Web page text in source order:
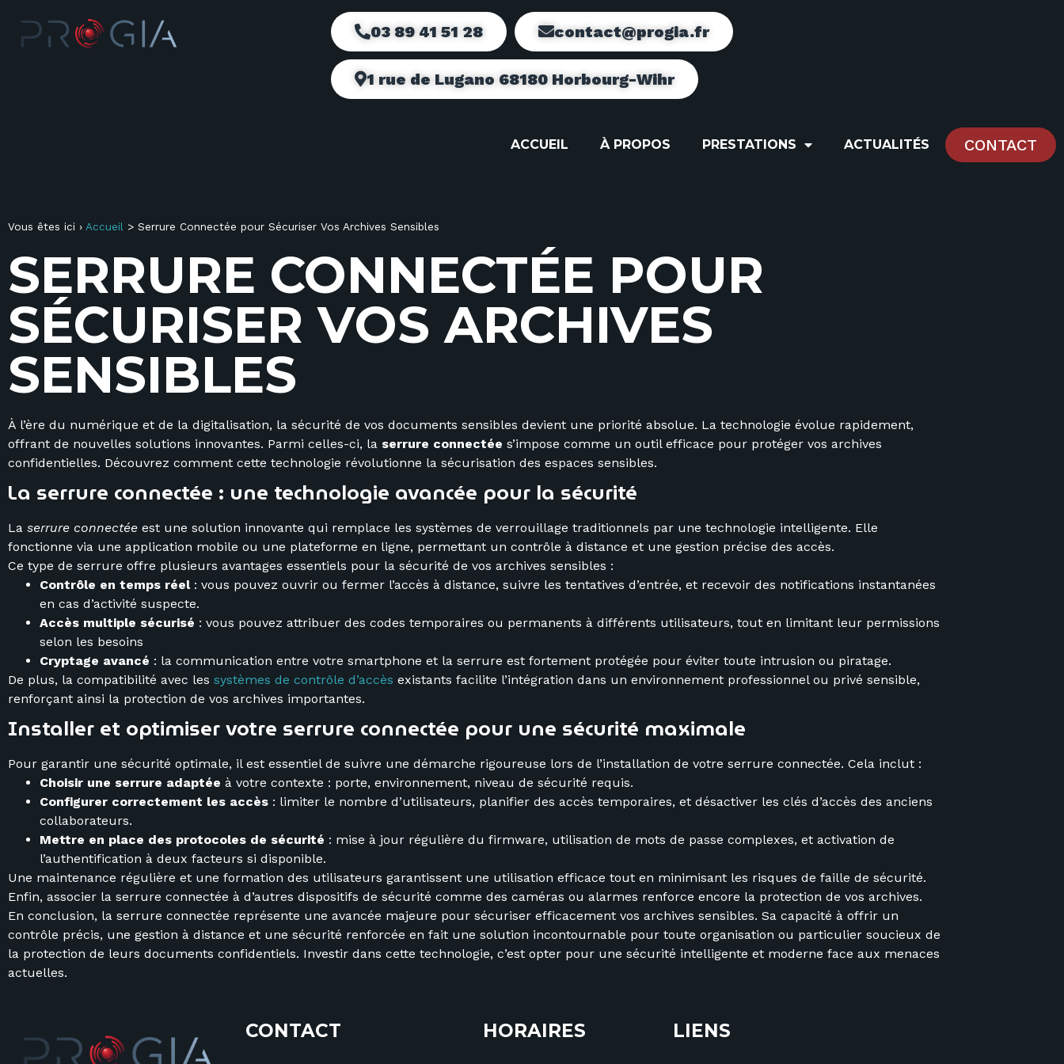
03 89 41 51 28 contact@progia.fr
1 rue de Lugano 68180 Horbourg-Wihr
ACCUEIL À PROPOS PRESTATIONS ACTUALITÉS CONTACT
Vous êtes ici › Accueil > Serrure Connectée pour Sécuriser Vos Archives Sensibles
SERRURE CONNECTÉE POUR
SÉCURISER VOS ARCHIVES
SENSIBLES
À l’ère du numérique et de la digitalisation, la sécurité de vos documents sensibles devient une priorité absolue. La technologie évolue rapidement,
offrant de nouvelles solutions innovantes. Parmi celles-ci, la serrure connectée s’impose comme un outil efficace pour protéger vos archives
confidentielles. Découvrez comment cette technologie révolutionne la sécurisation des espaces sensibles.
La serrure connectée : une technologie avancée pour la sécurité
La serrure connectée est une solution innovante qui remplace les systèmes de verrouillage traditionnels par une technologie intelligente. Elle
fonctionne via une application mobile ou une plateforme en ligne, permettant un contrôle à distance et une gestion précise des accès.
Ce type de serrure offre plusieurs avantages essentiels pour la sécurité de vos archives sensibles :
Contrôle en temps réel: vous pouvez ouvrir ou fermer l’accès à distance, suivre les tentatives d’entrée, et recevoir des notifications instantanées
en cas d’activité suspecte.
Accès multiple sécurisé : vous pouvez attribuer des codes temporaires ou permanents à différents utilisateurs, tout en limitant leur permissions
selon les besoins
Cryptage avancé : la communication entre votre smartphone et la serrure est fortement protégée pour éviter toute intrusion ou piratage.
De plus, la compatibilité avec les systèmes de contrôle d’accès existants facilite l’intégration dans un environnement professionnel ou privé sensible,
renforçant ainsi la protection de vos archives importantes.
Installer et optimiser votre serrure connectée pour une sécurité maximale
Pour garantir une sécurité optimale, il est essentiel de suivre une démarche rigoureuse lors de l’installation de votre serrure connectée. Cela inclut :
Choisir une serrure adaptée à votre contexte : porte, environnement, niveau de sécurité requis.
Configurer correctement les accès : limiter le nombre d’utilisateurs, planifier des accès temporaires, et désactiver les clés d’accès des anciens
collaborateurs.
Mettre en place des protocoles de sécurité : mise à jour régulière du firmware, utilisation de mots de passe complexes, et activation de
l’authentification à deux facteurs si disponible.
Une maintenance régulière et une formation des utilisateurs garantissent une utilisation efficace tout en minimisant les risques de faille de sécurité.
Enfin, associer la serrure connectée à d’autres dispositifs de sécurité comme des caméras ou alarmes renforce encore la protection de vos archives.
En conclusion, la serrure connectée représente une avancée majeure pour sécuriser efficacement vos archives sensibles. Sa capacité à offrir un
contrôle précis, une gestion à distance et une sécurité renforcée en fait une solution incontournable pour toute organisation ou particulier soucieux de
la protection de leurs documents confidentiels. Investir dans cette technologie, c’est opter pour une sécurité intelligente et moderne face aux menaces
actuelles.
CONTACT HORAIRES LIENS